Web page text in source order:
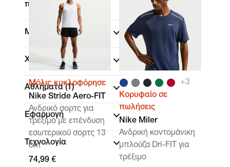
προσφορές
Μέγεθος
Χρώμα
Αθλήματα(1)
Εφαρμογή
Τεχνολογία
Μόλις κυκλοφόρησε
Nike Stride Aero-FIT
Ανδρικό σορτς για
τρέξιμο με επένδυση
εσωτερικού σορτς 13
cm
74,99 €
+3
Κορυφαίο σε
πωλήσεις
Nike Miler
Ανδρική κοντομάνικη
μπλούζα Dri-FIT για
τρέξιμο